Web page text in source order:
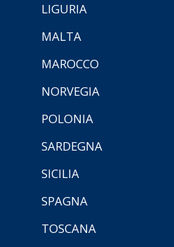
LIGURIA
MALTA
MAROCCO
NORVEGIA
POLONIA
SARDEGNA
SICILIA
SPAGNA
TOSCANA